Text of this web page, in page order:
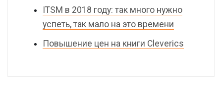
ITSM в 2018 году: так много нужно
успеть, так мало на это времени
Повышение цен на книги Cleverics